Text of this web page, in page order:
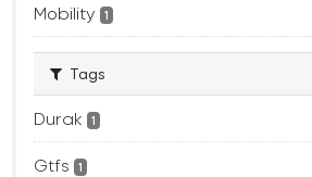
Mobility 1
Tags
Durak 1
Gtfs 1